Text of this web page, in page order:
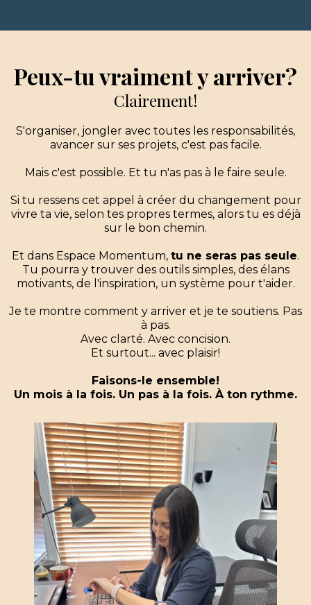
Peux-tu vraiment y arriver?
Clairement!
S'organiser, jongler avec toutes les responsabilités,
avancer sur ses projets, c'est pas facile.
Mais c'est possible. Et tu n'as pas à le faire seule.
Si tu ressens cet appel à créer du changement pour
vivre ta vie, selon tes propres termes, alors tu es déjà
sur le bon chemin.
Et dans Espace Momentum, tu ne seras pas seule.
Tu pourra y trouver des outils simples, des élans
motivants, de l'inspiration, un système pour t'aider.
Je te montre comment y arriver et je te soutiens. Pas
à pas.
Avec clarté. Avec concision.
Et surtout... avec plaisir!
Faisons-le ensemble!
Un mois à la fois. Un pas à la fois. À ton rythme.